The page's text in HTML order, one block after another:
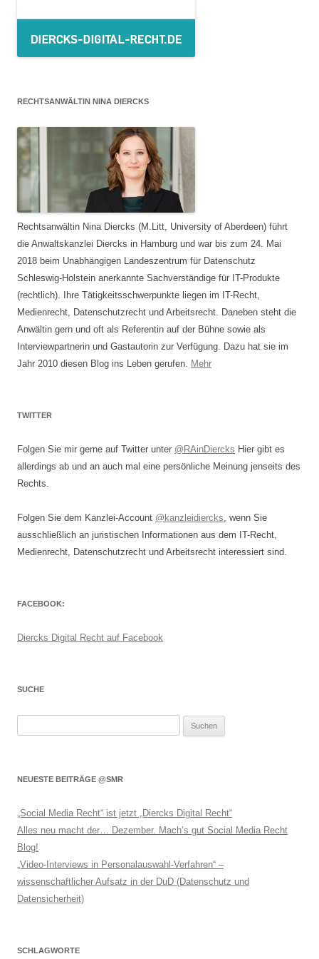
RECHTSANWÄLTIN NINA DIERCKS
Rechtsanwältin Nina Diercks (M.Litt, University of Aberdeen) führt
die Anwaltskanzlei Diercks in Hamburg und war bis zum 24. Mai
2018 beim Unabhängigen Landeszentrum für Datenschutz
Schleswig-Holstein anerkannte Sachverständige für IT-Produkte
(rechtlich). Ihre Tätigkeitsschwerpunkte liegen im IT-Recht,
Medienrecht, Datenschutzrecht und Arbeitsrecht. Daneben steht die
Anwältin gern und oft als Referentin auf der Bühne sowie als
Interviewpartnerin und Gastautorin zur Verfügung. Dazu hat sie im
Jahr 2010 diesen Blog ins Leben gerufen. Mehr
TWITTER
Folgen Sie mir gerne auf Twitter unter @RAinDiercks Hier gibt es
allerdings ab und an auch mal eine persönliche Meinung jenseits des
Rechts.
Folgen Sie dem Kanzlei-Account @kanzleidiercks, wenn Sie
ausschließlich an juristischen Informationen aus dem IT-Recht,
Medienrecht, Datenschutzrecht und Arbeitsrecht interessiert sind.
FACEBOOK:
Diercks Digital Recht auf Facebook
SUCHE
NEUESTE BEITRÄGE @SMR
„Social Media Recht“ ist jetzt „Diercks Digital Recht“
Alles neu macht der… Dezember. Mach’s gut Social Media Recht
Blog!
„Video-Interviews in Personalauswahl-Verfahren“ –
wissenschaftlicher Aufsatz in der DuD (Datenschutz und
Datensicherheit)
SCHLAGWORTE